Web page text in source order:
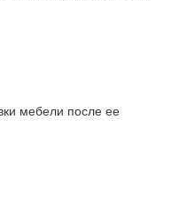
мебели после ее